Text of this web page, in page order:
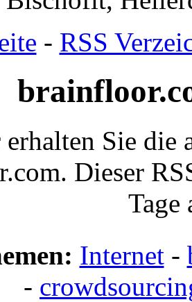
- RSS
Sie die
Dieser
Tage
Internet-
-